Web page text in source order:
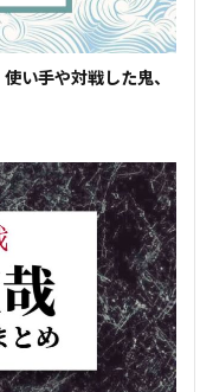
い手や対戦した鬼、